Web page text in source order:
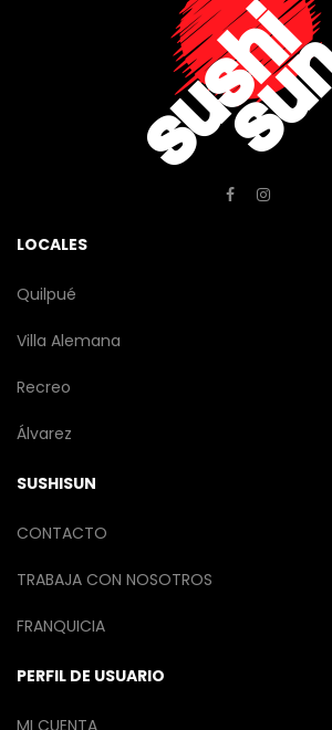
LOCALES
Quilpué
Villa Alemana
Recreo
Álvarez
SUSHISUN
CONTACTO
TRABAJA CON NOSOTROS
FRANQUICIA
PERFIL DE USUARIO
MI CUENTA